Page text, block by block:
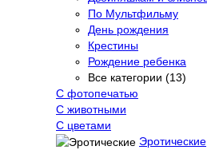
По Мультфильму
День рождения
Крестины
Рождение ребенка
Все категории (13)
С фотопечатью
C животными
С цветами
Эротические